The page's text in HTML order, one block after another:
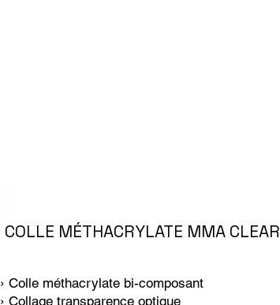
› Colle méthacrylate bi-composant
› Collage transparence optique
COLLE MÉTHACRYLATE MMA CLEAR